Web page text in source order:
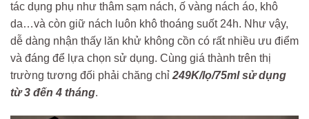
tác dụng phụ như thâm sạm nách, ố vàng nách áo, khô
da…và còn giữ nách luôn khô thoáng suốt 24h. Như vậy,
dễ dàng nhận thấy lăn khử không cồn có rất nhiều ưu điểm
và đáng để lựa chọn sử dụng. Cùng giá thành trên thị
trường tương đối phải chăng chỉ 249K/lọ/75ml sử dụng
từ 3 đến 4 tháng.